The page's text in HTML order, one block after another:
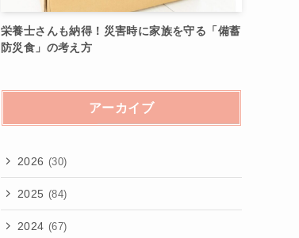
栄養士さんも納得！災害時に家族を守る「備蓄
防災食」の考え方
アーカイブ
2026 (30)
2025 (84)
2024 (67)